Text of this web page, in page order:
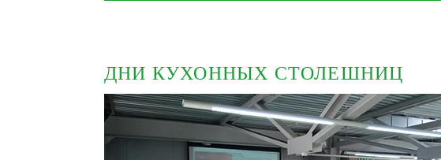
ДНИ КУХОННЫХ СТОЛЕШНИЦ